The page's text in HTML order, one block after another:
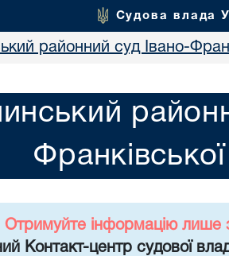
Судова влада
районний суд Івано-
Отримуйте інформацію лише
Контакт-центр судової